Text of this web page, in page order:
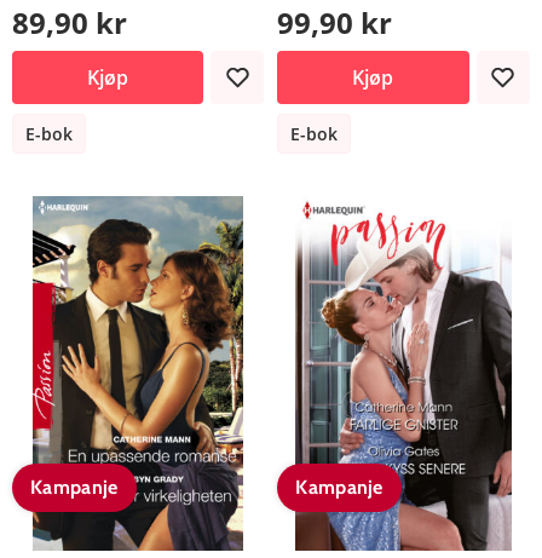
89,90 kr
Kjøp
E-bok
99,90 kr
Kjøp
E-bok
Kampanje Kampanje